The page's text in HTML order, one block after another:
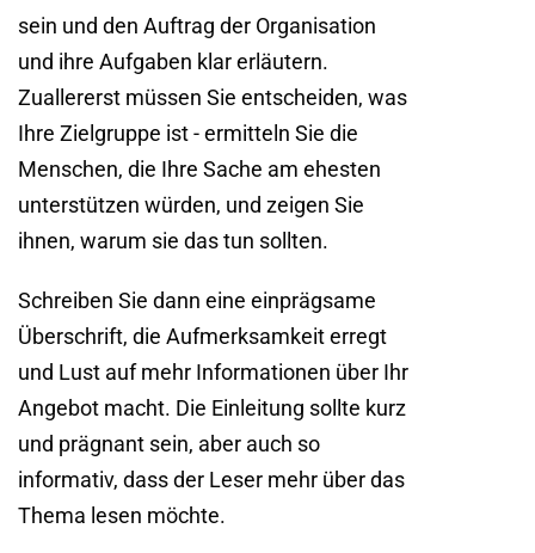
sein und den Auftrag der Organisation
und ihre Aufgaben klar erläutern.
Zuallererst müssen Sie entscheiden, was
Ihre Zielgruppe ist - ermitteln Sie die
Menschen, die Ihre Sache am ehesten
unterstützen würden, und zeigen Sie
ihnen, warum sie das tun sollten.
Schreiben Sie dann eine einprägsame
Überschrift, die Aufmerksamkeit erregt
und Lust auf mehr Informationen über Ihr
Angebot macht. Die Einleitung sollte kurz
und prägnant sein, aber auch so
informativ, dass der Leser mehr über das
Thema lesen möchte.